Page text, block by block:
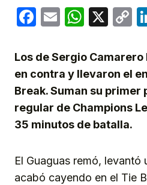
Facebook
Email X
Los de Sergio
en contra y llevaron el
Break. Suman su primer
regular de Champions
35 minutos de batalla.
El Guaguas remó,
acabó cayendo en el Tie